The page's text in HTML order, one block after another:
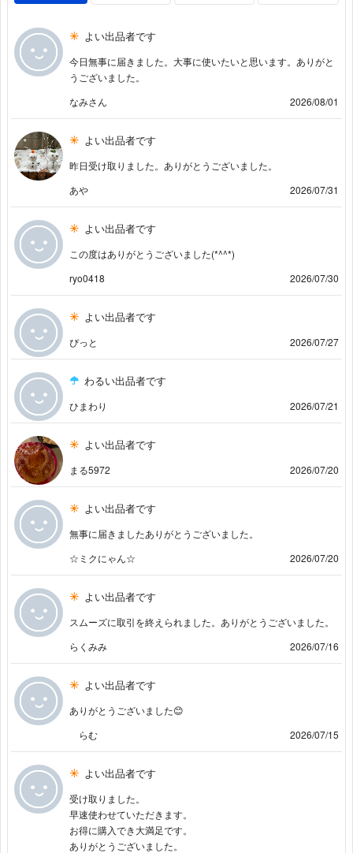
よい出品者です
今日無事に届きました。大事に使いたいと思います。ありがと
うございました。
なみさん
2026/08/01
よい出品者です
昨日受け取りました。ありがとうございました。
あや
2026/07/31
よい出品者です
この度はありがとうございました(*^^*)
ryo0418
2026/07/30
よい出品者です
ぴっと 2026/07/27
わるい出品者です
ひまわり 2026/07/21
よい出品者です
まる5972 2026/07/20
よい出品者です
無事に届きましたありがとうございました。
☆ミクにゃん☆
2026/07/20
よい出品者です
スムーズに取引を終えられました。ありがとうございました。
らくみみ
2026/07/16
よい出品者です
ありがとうございました😊
らむ
2026/07/15
よい出品者です
受け取りました。
早速使わせていただきます。
お得に購入でき大満足です。
ありがとうございました。